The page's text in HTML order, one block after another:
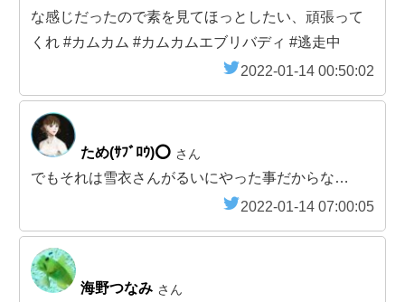
な感じだったので素を見てほっとしたい、頑張って
くれ #カムカム #カムカムエブリバディ #逃走中
2022-01-14 00:50:02
ため(ｻﾌﾞﾛｳ)⭕ さん
でもそれは雪衣さんがるいにやった事だからな…
2022-01-14 07:00:05
海野つなみ さん